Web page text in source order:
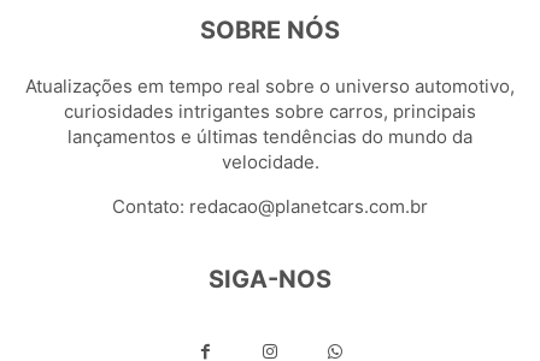
SOBRE NÓS
Atualizações em tempo real sobre o universo automotivo,
curiosidades intrigantes sobre carros, principais
lançamentos e últimas tendências do mundo da
velocidade.
Contato: redacao@planetcars.com.br
SIGA-NOS